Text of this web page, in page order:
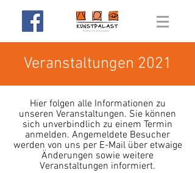
Veranstaltungen 2021
Hier folgen alle Informationen zu
unseren Veranstaltungen. Sie können
sich unverbindlich zu einem Termin
anmelden. Angemeldete Besucher
werden von uns per E-Mail über etwaige
Änderungen sowie weitere
Veranstaltungen informiert.